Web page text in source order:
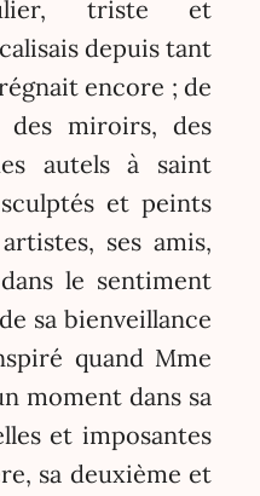
triste et
depuis tant
encore ; de
miroirs, des
autels à saint
et peints
ses amis,
le sentiment
sa bienveillance
quand Mme
moment dans sa
et imposantes
sa deuxième et